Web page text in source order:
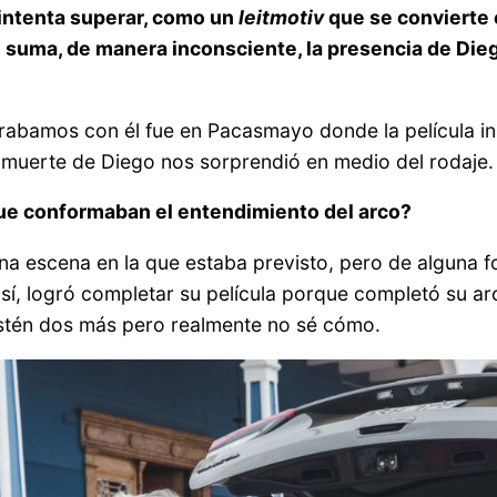
superar, como unleitmotivque se convierte
de manera inconsciente, la presencia de
con él fue en Pacasmayo donde la película
de Diego nos sorprendió en medio del rodaje.
conformaban el entendimiento del arco?
escena en la que estaba previsto, pero de alguna
logró completar su película porque completó su
dos más pero realmente no sé cómo.